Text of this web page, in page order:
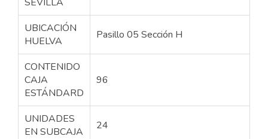
UBICACIÓN
HUELVA
Pasillo 05 Sección H
CONTENIDO
CAJA
ESTÁNDARD
96
UNIDADES
EN SUBCAJA
24